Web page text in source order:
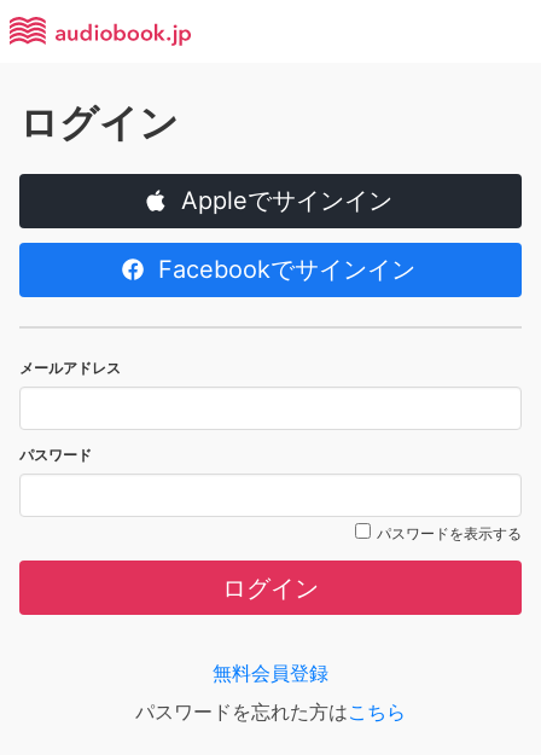
ログイン
Appleでサインイン
Facebookでサインイン
メールアドレス
パスワード
パスワードを表示する
ログイン
無料会員登録
パスワードを忘れた方はこちら